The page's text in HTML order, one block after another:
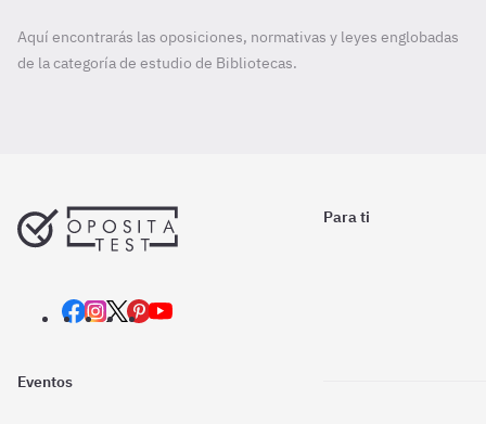
Aquí encontrarás las oposiciones, normativas y leyes englobadas
de la categoría de estudio de Bibliotecas.
Para ti
Eventos